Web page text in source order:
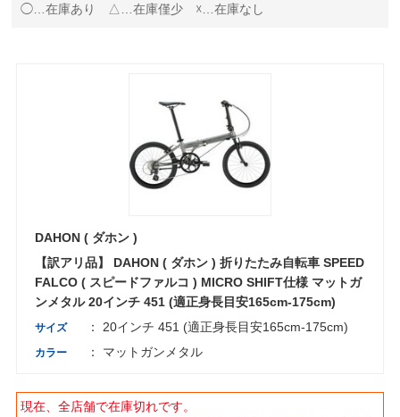
◯…在庫あり △…在庫僅少 ☓…在庫なし
DAHON ( ダホン )
【訳アリ品】 DAHON ( ダホン ) 折りたたみ自転車 SPEED
FALCO ( スピードファルコ ) MICRO SHIFT仕様 マットガ
ンメタル 20インチ 451 (適正身長目安165cm-175cm)
サイズ ： 20インチ 451 (適正身長目安165cm-175cm)
カラー ： マットガンメタル
現在、全店舗で在庫切れです。